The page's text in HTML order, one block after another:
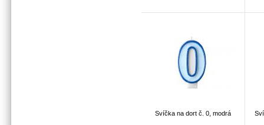
Svíčka na dort č. 0, modrá